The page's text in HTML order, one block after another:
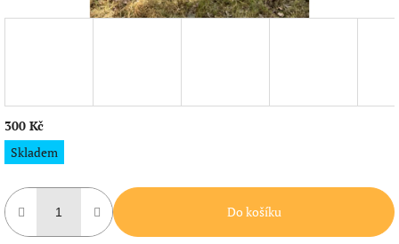
300 Kč
Měrná
cena:
Skladem
Do košíku